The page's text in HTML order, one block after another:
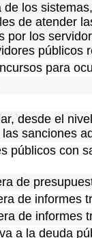
los
de atender
por los
públicos
para
desde el
sanciones
públicos con
de
de informes
de informes
a la deuda